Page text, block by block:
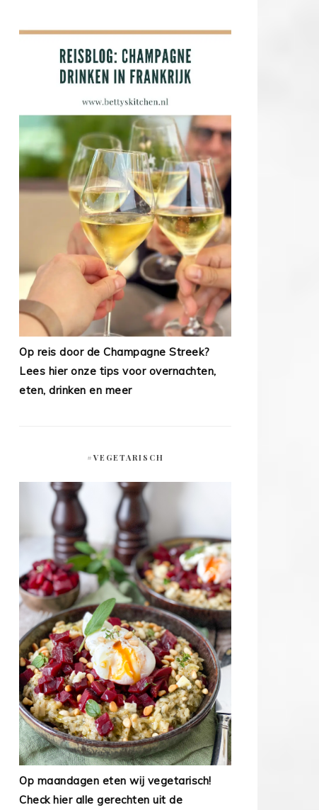
Op reis door de Champagne Streek?
Lees hier onze tips voor overnachten,
eten, drinken en meer
#VEGETARISCH
Op maandagen eten wij vegetarisch!
Check hier alle gerechten uit de